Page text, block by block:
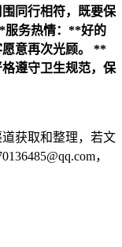
同行相符，既要保
服务热情：**好的
意再次光顾。
**
遵守卫生规范，保
获取和整理，若文
，